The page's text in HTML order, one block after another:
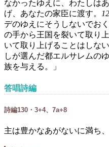
なかったゆえに、わたしは
げ、あなたの家臣に渡す。
12
デのゆえにそうしないでお
の手から王国を裂いて取り上
いて取り上げることはしな
しが選んだ都エルサレムの
族を与える。」
答唱詩編
詩編130・3+4、7a+8
主は豊かなあがないに満ち